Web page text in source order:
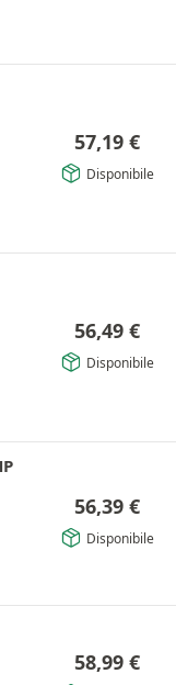
57,19 €
Disponibile
56,49 €
Disponibile
56,39 €
Disponibile
58,99 €